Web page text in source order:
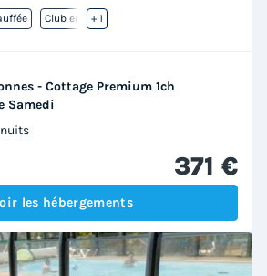
Club enfant
+ 1
- Cottage Premium 1ch
Samedi
371 €
les hébergements